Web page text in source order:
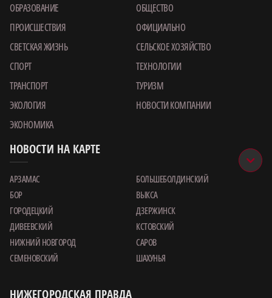
ОБРАЗОВАНИЕ
ОБЩЕСТВО
ПРОИСШЕСТВИЯ
ОФИЦИАЛЬНО
СВЕТСКАЯ ЖИЗНЬ
СЕЛЬСКОЕ ХОЗЯЙСТВО
СПОРТ
ТЕХНОЛОГИИ
ТРАНСПОРТ
ТУРИЗМ
ЭКОЛОГИЯ
НОВОСТИ КОМПАНИИ
ЭКОНОМИКА
НОВОСТИ НА КАРТЕ
АРЗАМАС
БОЛЬШЕБОЛДИНСКИЙ
БОР
ВЫКСА
ГОРОДЕЦКИЙ
ДЗЕРЖИНСК
ДИВЕЕВСКИЙ
КСТОВСКИЙ
НИЖНИЙ НОВГОРОД
САРОВ
СЕМЕНОВСКИЙ
ШАХУНЬЯ
НИЖЕГОРОДСКАЯ ПРАВДА